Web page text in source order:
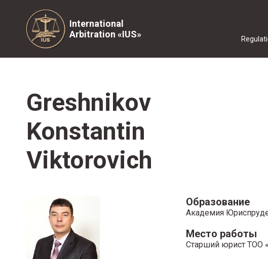
International
Arbitration «IUS»
Greshnikov
Konstantin
Viktorovich
Образование
Академия
Место работы
Старший юрист ТОО